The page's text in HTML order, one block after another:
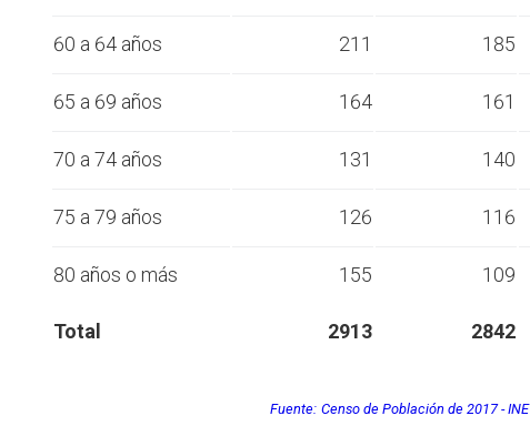
60 a 64 años 211 185
65 a 69 años 164 161
70 a 74 años 131 140
75 a 79 años 126 116
80 años o más 155 109
Total 2913 2842
Fuente: Censo de Población de 2017 - INE